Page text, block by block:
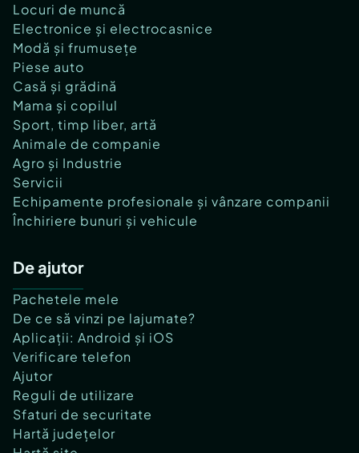
Locuri de muncă
Electronice și electrocasnice
Modă și frumusețe
Piese auto
Casă și grădină
Mama și copilul
Sport, timp liber, artă
Animale de companie
Agro și Industrie
Servicii
Echipamente profesionale și vânzare companii
Închiriere bunuri și vehicule
De ajutor
Pachetele mele
De ce să vinzi pe lajumate?
Aplicații: Android și iOS
Verificare telefon
Ajutor
Reguli de utilizare
Sfaturi de securitate
Hartă județelor